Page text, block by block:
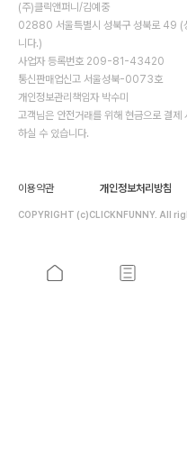
(주)클릭앤퍼니/김예중
02880 서울특별시 성북구 성북로 49 (
니다.)
사업자 등록번호 209-81-43420
통신판매업신고 서울성북-0073호
개인정보관리책임자 박수미
고객님은 안전거래를 위해 현금으로 결
하실 수 있습니다.
이용약관 개인정보처리방침
COPYRIGHT (c)CLICKNFUNNY. All